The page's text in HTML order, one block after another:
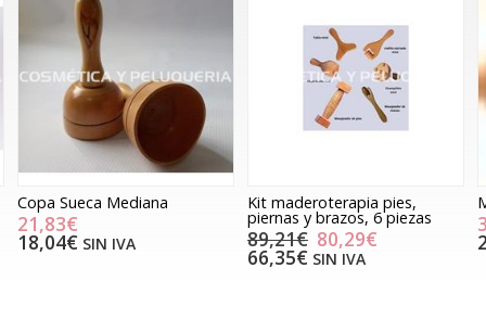
Kit maderoterapia pies,
piernas y brazos, 6 piezas
89,21€ 80,29€
66,35€
Mancuerda
31,82€
26,30€ SIN IVA